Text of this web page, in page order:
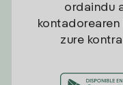
ordaindu
zure